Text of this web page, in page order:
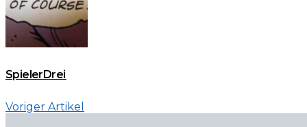
SpielerDrei
Voriger Artikel